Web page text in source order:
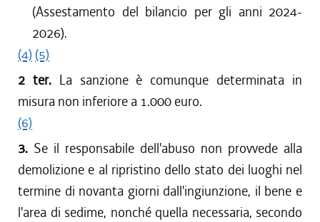
(Assestamento del bilancio per gli anni 2024-
2026).
(4) (5)
2 ter. La sanzione è comunque determinata in
misura non inferiore a 1.000 euro.
(6)
3. Se il responsabile dell'abuso non provvede alla
demolizione e al ripristino dello stato dei luoghi nel
termine di novanta giorni dall'ingiunzione, il bene e
l'area di sedime, nonché quella necessaria, secondo